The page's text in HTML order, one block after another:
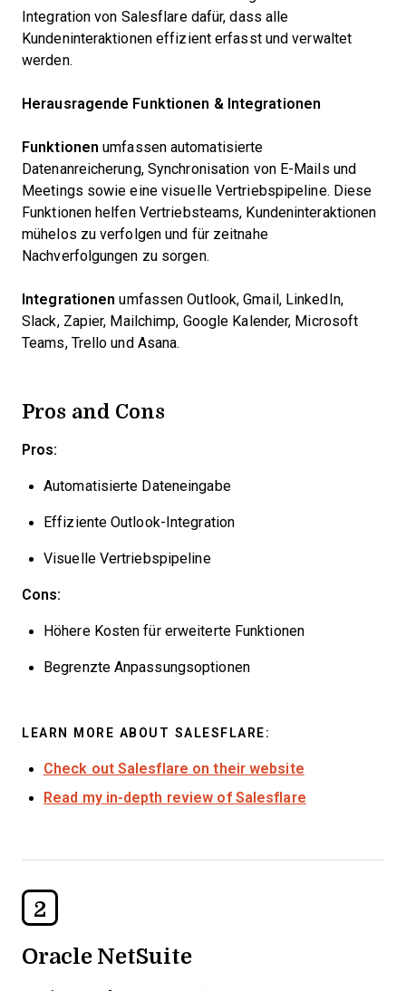
Integration von Salesflare dafür, dass alle
Kundeninteraktionen effizient erfasst und verwaltet
werden.
Herausragende Funktionen & Integrationen
Funktionen umfassen automatisierte
Datenanreicherung, Synchronisation von E-Mails und
Meetings sowie eine visuelle Vertriebspipeline. Diese
Funktionen helfen Vertriebsteams, Kundeninteraktionen
mühelos zu verfolgen und für zeitnahe
Nachverfolgungen zu sorgen.
Integrationen umfassen Outlook, Gmail, LinkedIn,
Slack, Zapier, Mailchimp, Google Kalender, Microsoft
Teams, Trello und Asana.
Pros and Cons
Pros:
Automatisierte Dateneingabe
Effiziente Outlook-Integration
Visuelle Vertriebspipeline
Cons:
Höhere Kosten für erweiterte Funktionen
Begrenzte Anpassungsoptionen
LEARN MORE ABOUT SALESFLARE:
Check out Salesflare on their website
Read my in-depth review of Salesflare
2
Oracle NetSuite